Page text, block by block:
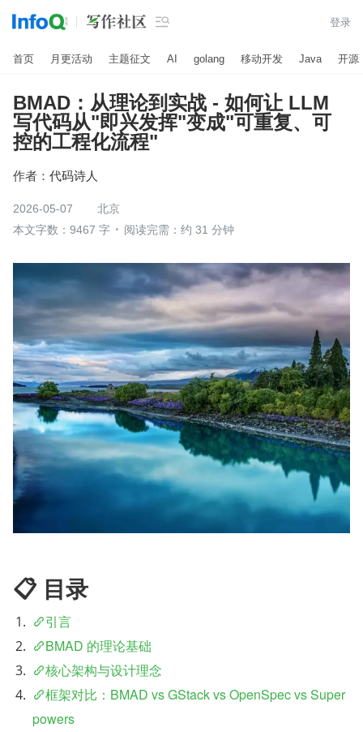
 登录
首页 月更活动 主题征文 AI golang 移动开发 Java 开源
BMAD：从理论到实战 - 如何让 LLM
写代码从"即兴发挥"变成"可重复、可
控的工程化流程"
作者： 代码诗人
2026-05-07
北京
本文字数：9467 字
阅读完需：约 31 分钟
📋 目录
引言
BMAD 的理论基础
核心架构与设计理念
框架对比：BMAD vs GStack vs OpenSpec vs Super
powers